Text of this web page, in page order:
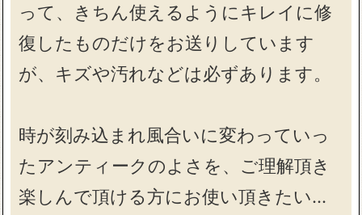
って、きちん使えるようにキレイに修
復したものだけをお送りしています
が、キズや汚れなどは必ずあります。
時が刻み込まれ風合いに変わっていっ
たアンティークのよさを、ご理解頂き
楽しんで頂ける方にお使い頂きたい…